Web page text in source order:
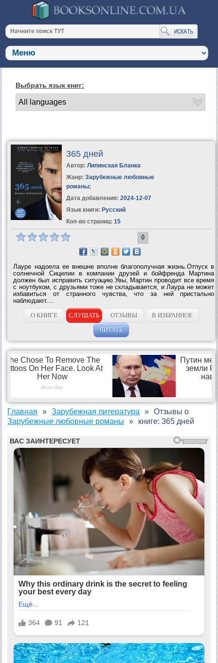
Выбрать язык книг:
365 дней
Автор: Липинская Бланка
Жанр: Зарубежные любовные
романы;
Дата добавления: 2024-12-07
Язык книги: Русский
Кол-во страниц: 15
0
Лауре надоела ее внешне вполне благополучная жизнь.Отпуск в
солнечной Сицилии в компании друзей и бойфренда Мартина
должен был исправить ситуацию.Увы, Мартин проводит все время
с ноутбуком, с друзьями тоже не складывается, и Лаура не может
избавиться от странного чувства, что за ней пристально
наблюдают....
О КНИГЕ
СЛУШАТЬ ОТЗЫВЫ
В ИЗБРАННОЕ
ЧИТАТЬ
Главная
Зарубежная литература
Зарубежные любовные романы
Отзывы о
книге: 365 дней